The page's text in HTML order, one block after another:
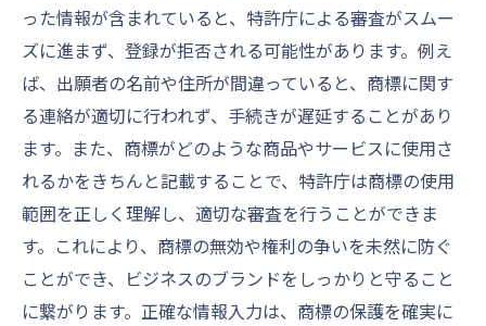
った情報が含まれていると、特許庁による審査がスムー
ズに進まず、登録が拒否される可能性があります。例え
ば、出願者の名前や住所が間違っていると、商標に関す
る連絡が適切に行われず、手続きが遅延することがあり
ます。また、商標がどのような商品やサービスに使用さ
れるかをきちんと記載することで、特許庁は商標の使用
範囲を正しく理解し、適切な審査を行うことができま
す。これにより、商標の無効や権利の争いを未然に防ぐ
ことができ、ビジネスのブランドをしっかりと守ること
に繋がります。正確な情報入力は、商標の保護を確実に